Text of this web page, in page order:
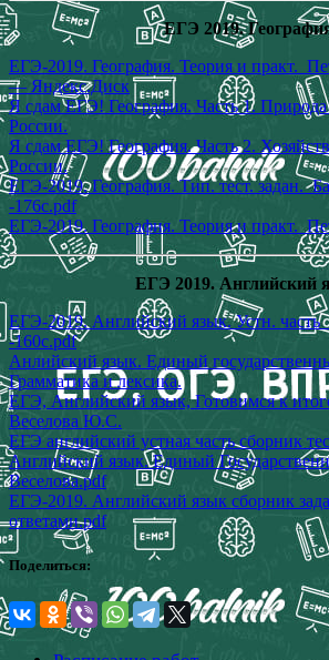
ЕГЭ 2019.
ЕГЭ-2019. География. Теория и
— Яндекс.Диск
Я сдам ЕГЭ! География. Часть 1.
России.
Я сдам ЕГЭ! География. Часть 2.
России.
ЕГЭ-2019. География. Тип. тест.
-176с.pdf
ЕГЭ-2019. География. Теория и
ЕГЭ 2019. Английский
ЕГЭ-2019. Английский язык. Устн.
-160с.pdf
Анлийский язык. Единый
Грамматика и лексика.
ЕГЭ, Английский язык, Готовимся к
Веселова Ю.С.
ЕГЭ английский устная часть сборник
Английский язык. Единый
Веселова.pdf
ЕГЭ-2019. Английский язык сборник
ответами.pdf
Поделиться: